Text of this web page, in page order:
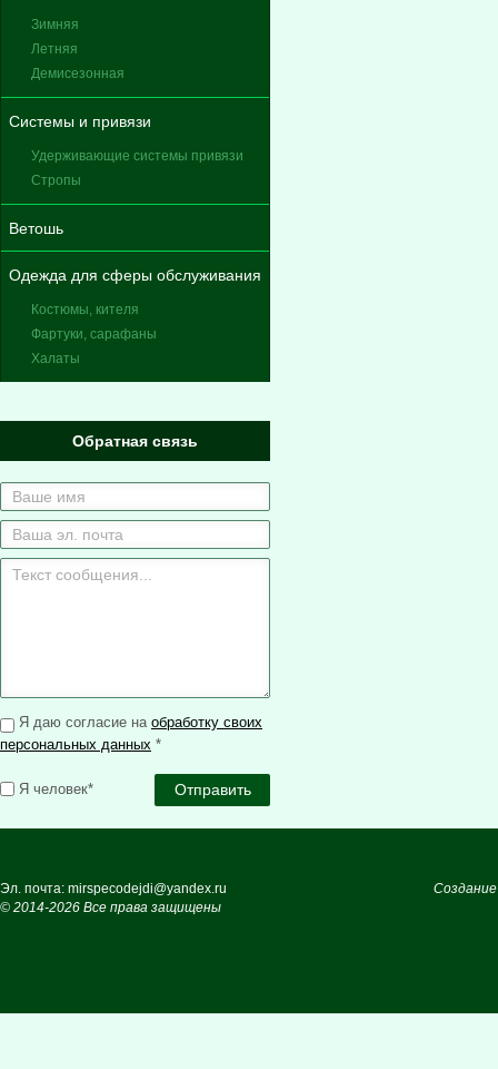
Зимняя
Летняя
Демисезонная
Системы и привязи
Удерживающие системы привязи
Стропы
Ветошь
Одежда для сферы обслуживания
Костюмы, кителя
Фартуки, сарафаны
Халаты
Обратная связь
Я даю согласие на обработку своих
персональных данных *
Я человек*
Эл. почта: mirspecodejdi@yandex.ru
© 2014-2026 Все права защищены